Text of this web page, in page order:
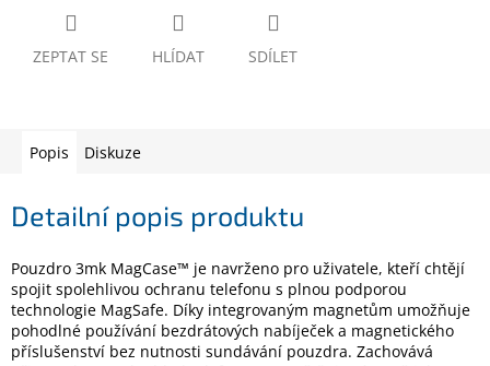
a
zahrada
Velké
spotřebiče
Počítače
ZEPTAT SE HLÍDAT SDÍLET
Popis Diskuze
Detailní popis produktu
Pouzdro 3mk MagCase™ je navrženo pro uživatele, kteří chtějí
spojit spolehlivou ochranu telefonu s plnou podporou
technologie MagSafe. Díky integrovaným magnetům umožňuje
pohodlné používání bezdrátových nabíječek a magnetického
příslušenství bez nutnosti sundávání pouzdra. Zachovává